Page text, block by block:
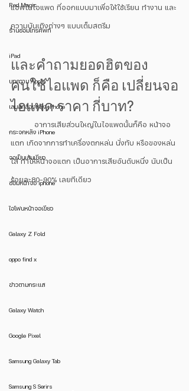
Red Magic
ร้านซ่อมโทรศัพท์
iPad
บทความ Apple
เลนส์กล้องหลัง iPhone
กระจกหลัง iPhone
จอเป็นเส้นเขียว
ซ่อมหน้าจอ iphone
ไอโฟนหน้าจอเขียว
Galaxy Z Fold
oppo find x
ข่าวตามกระแส
Galaxy Watch
Google Pixel
Samsung Galaxy Tab
Samsung S Serirs
แอพในไอแพด ที่ออกแบบมาเพื่อให้ใช้เรียน ทำงาน และ
ความบันเทิงต่างๆ แบบเต็มสตรีม
และคำถามยอดฮิตของ
คนใช้ไอแพด ก็คือ เปลี่ยนจอ
ไอแพด ราคา กี่บาท?
แตก เกิดจากการทำเครื่องตกหล่น นั่งทับ หรือของหล่น
ใส่ ทำให้หน้าจอแตก เป็นอาการเสียอันดับหนึ่ง นับเป็น
ร้อยละ80-90% เลยทีเดียว